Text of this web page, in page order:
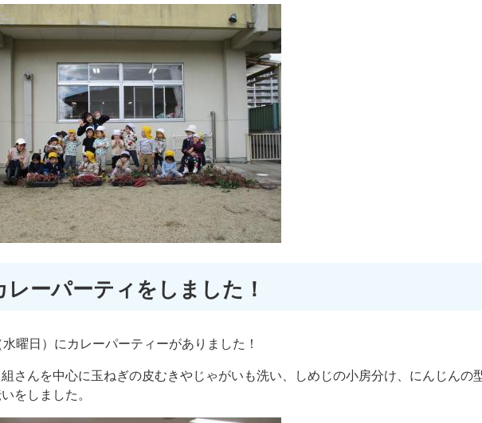
レーパーティをしました！
水曜日）にカレーパーティーがありました！
組さんを中心に玉ねぎの皮むきやじゃがいも洗い、しめじの小房分け、にんじんの
をしました。